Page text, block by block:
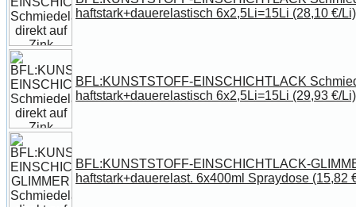
haftstark+dauerelastisch 6x2,5Li=15Li (28,10 €/
BFL:KUNSTSTOFF-EINSCHICHTLACK
haftstark+dauerelastisch 6x2,5Li=15Li (29,93 €/
BFL:KUNSTSTOFF-EINSCHICHTLACK-
haftstark+dauerelast. 6x400ml Spraydose (15,82